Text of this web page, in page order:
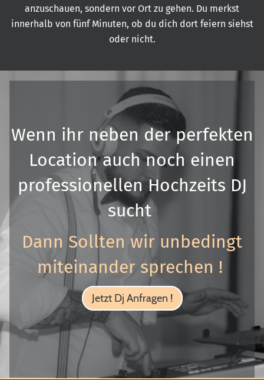
anzuschauen, sondern vor Ort zu gehen. Du merkst
innerhalb von fünf Minuten, ob du dich dort feiern siehst
oder nicht.
Wenn ihr neben der perfekten
Location auch noch einen
professionellen Hochzeits DJ
sucht
Dann Sollten wir unbedingt
miteinander sprechen !
Jetzt Dj Anfragen !